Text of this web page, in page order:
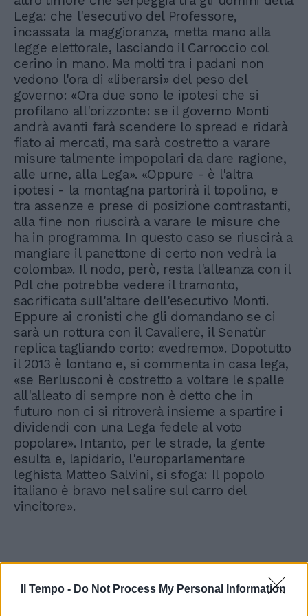
Il Tempo - Do Not Process My Personal Information
Lega: che l'esecutivo del Professore,
incassata la maggioranza, metta mano alla
legge elettorale, lasciando il Carroccio col
cerino in mano. Ma molti tra i padani non
vedono l'ora di «liberarsi» del peso del
governo: «Ora due sono le ipotesi che si
profilano all'orizzonte: se il governo Monti
andrà avanti farà scendere lo spread e ridarà
fiato ai mercati, ma sarà costretto a varare
misure talmente impopolari da dare ragione,
alle urne, alla Lega». «Oppure - è l'altra
ipotesi - la montagna partorirà il topolino, e
tra assenze e prese di posizione contrastanti,
alla fine non riuscirà a varare le misure che
ha in programma. In questo caso se riuscirà a
mangiare il panettone di certo non vedrà la
colomba». Il nodo, però, resta l'alleanza con il
Pdl che potrebbe vedere il tramonto,
sacrificata sull'altare dell'esecutivo Monti.
Eppure ai cronisti che gli domandano se ci
sarà un rottura con il Cavaliere, il Senatùr
replica tagliando corto: «vedremo». Dopotutto
il 2013 è lontano e, si commenta in casa lega,
«se Berlusconi è costretto a voltare le spalle
all'alleato di sempre non è detto che in
futuro non ci si ritroverà insieme a spartire i
dividendi con una Lega fedele al voto
popolare». Intanto, per le strade, la gente
esulta e, lapidario, l'europarlamentare
leghista Matteo Salvini, si sfoga: Il popolo
italiano è bravo nel salire sul carro del
vincitore».